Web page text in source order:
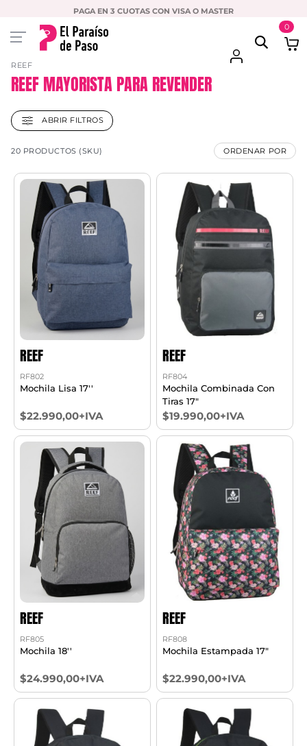
PAGA EN 3 CUOTAS CON VISA O MASTER
0
REEF
REEF MAYORISTA PARA REVENDER
ABRIR FILTROS
20 PRODUCTOS (SKU) ORDENAR POR
REEF
RF802
Mochila Lisa 17''
$22.990,00+IVA
REEF
RF804
Mochila Combinada Con
Tiras 17"
$19.990,00+IVA
REEF
RF805
Mochila 18''
$24.990,00+IVA
REEF
RF808
Mochila Estampada 17"
$22.990,00+IVA